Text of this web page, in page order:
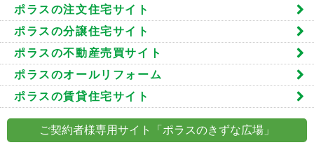
ポラスの注文住宅サイト
ポラスの分譲住宅サイト
ポラスの不動産売買サイト
ポラスのオールリフォーム
ポラスの賃貸住宅サイト
ご契約者様専用サイト「ポラスのきずな広場」